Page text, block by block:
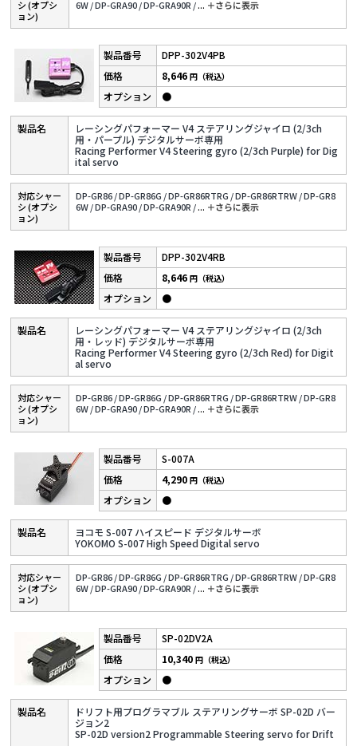
シ (オプシ
ョン)
6W /DP-GRA90 /DP-GRA90R /... ＋さらに表⽰
DPP-302V4PB
レーシングパフォーマー V4 ステアリングジャイロ (2/3ch
用・パープル) デジタルサーボ専用
Racing Performer V4 Steering gyro (2/3ch Purple) for Dig
ital servo
8,646円（税込）
●
対応シャー
シ (オプシ
ョン)
DP-GR86 /DP-GR86G /DP-GR86RTRG /DP-GR86RTRW /DP-GR8
6W /DP-GRA90 /DP-GRA90R /... ＋さらに表⽰
DPP-302V4RB
レーシングパフォーマー V4 ステアリングジャイロ (2/3ch
用・レッド) デジタルサーボ専用
Racing Performer V4 Steering gyro (2/3ch Red) for Digit
al servo
8,646円（税込）
●
対応シャー
シ (オプシ
ョン)
DP-GR86 /DP-GR86G /DP-GR86RTRG /DP-GR86RTRW /DP-GR8
6W /DP-GRA90 /DP-GRA90R /... ＋さらに表⽰
S-007A
ヨコモ S-007 ハイスピード デジタルサーボ
YOKOMO S-007 High Speed Digital servo
4,290円（税込）
●
対応シャー
シ (オプシ
ョン)
DP-GR86 /DP-GR86G /DP-GR86RTRG /DP-GR86RTRW /DP-GR8
6W /DP-GRA90 /DP-GRA90R /... ＋さらに表⽰
SP-02DV2A
ドリフト用プログラマブル ステアリングサーボ SP-02D バー
ジョン2
SP-02D version2 Programmable Steering servo for Drift
10,340円（税込）
●